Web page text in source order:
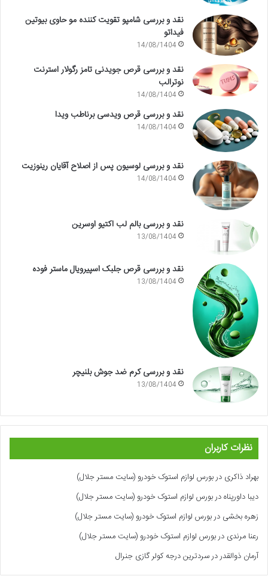
نقد و بررسی شامپو تقویت کننده مو حاوی بیوتین
فیداتو
14/08/1404
نقد و بررسی قرص جویدنی تامز رگولار استرنت
نوترالب
14/08/1404
نقد و بررسی قرص ویدسی برناطب ویدا
14/08/1404
نقد و بررسی لوسیون پس از اصلاح آقایان رینوزیت
14/08/1404
نقد و بررسی بالم لب اکتیو اوسرین
13/08/1404
نقد و بررسی قرص جلبک اسپیرویال ماستر فوده
13/08/1404
نقد و بررسی کرم ضد جوش بلنیچر
13/08/1404
نظرات کاربران
بهراد ذاکری دربورس لوازم استوک خودرو (سایت مستر جلال)
دیبا داورپناهدربورس لوازم استوک خودرو (سایت مستر جلال)
زهره بخشی دربورس لوازم استوک خودرو (سایت مستر جلال)
رعنا مرندی دربورس لوازم استوک خودرو (سایت مستر جلال)
آرمان ذوالقدردرسردترین درجه کولر گازی جنرال